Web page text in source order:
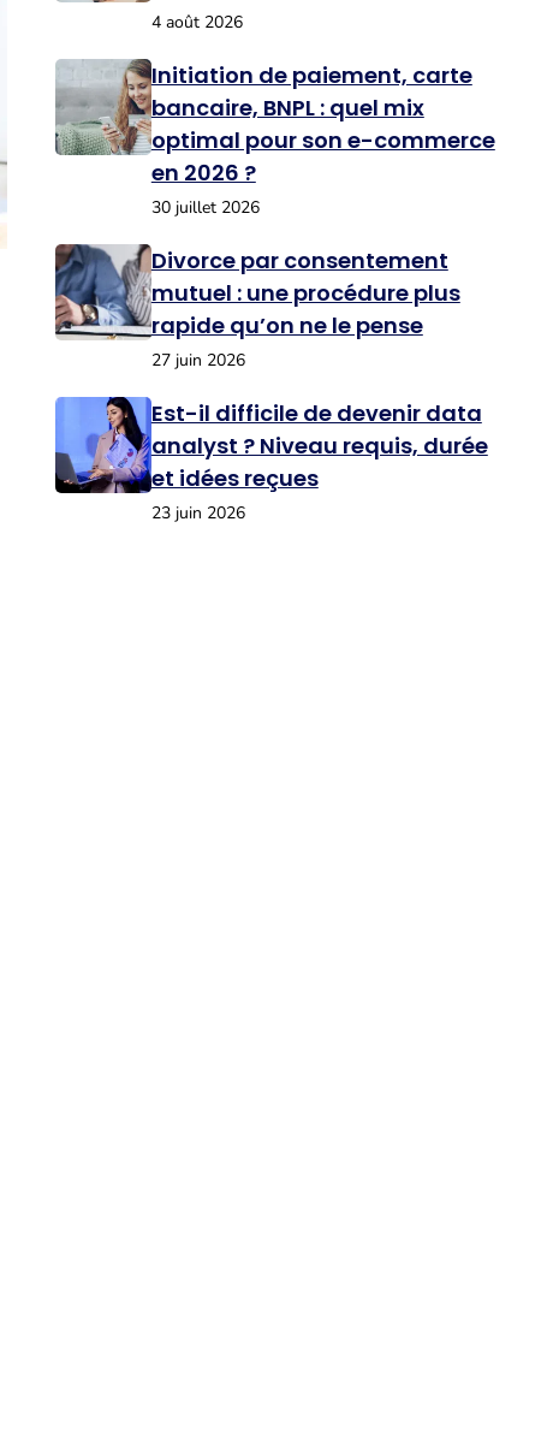
4 août 2026
Initiation de paiement, carte
bancaire, BNPL : quel mix
optimal pour son e-commerce
en 2026 ?
30 juillet 2026
Divorce par consentement
mutuel : une procédure plus
rapide qu’on ne le pense
27 juin 2026
Est-il difficile de devenir data
analyst ? Niveau requis, durée
et idées reçues
23 juin 2026